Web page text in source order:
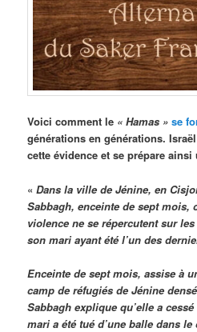
Voici comment le « Hamas » se
générations en générations.
cette évidence et se prépare
« Dans la ville de Jénine, en
Sabbagh, enceinte de sept mois,
violence ne se répercutent sur
son mari ayant été l’un des
Enceinte de sept mois, assise à
camp de réfugiés de Jénine
Sabbagh explique qu’elle a
mari a été tué d’une balle dans